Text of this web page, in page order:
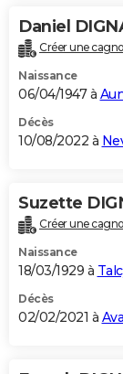
Daniel
Créer une
Naissance
06/04/1947 à
Décès
10/08/2022 à
Suzette
Créer une
Naissance
18/03/1929 à
Décès
02/02/2021 à